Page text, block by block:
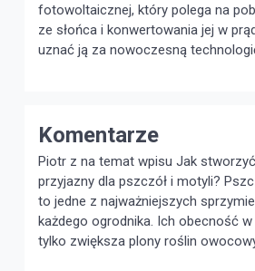
fotowoltaicznej, który polega na
ze słońca i konwertowania jej w
uznać ją za nowoczesną
Komentarze
Piotr z na temat wpisu Jak
przyjazny dla pszczół i motyli?
to jedne z najważniejszych
każdego ogrodnika. Ich obecność
tylko zwiększa plony roślin